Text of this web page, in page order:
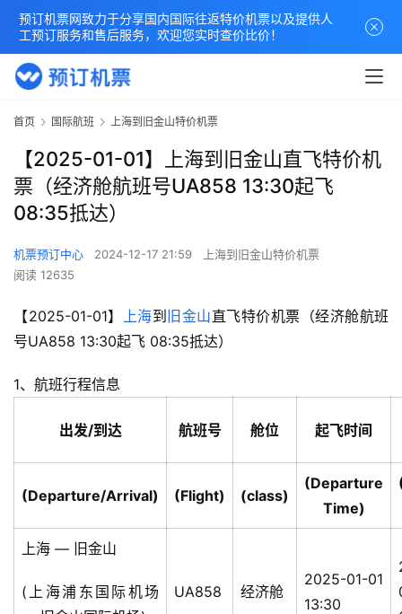
首页 国际航班 上海到旧金山特价机票
【2025-01-01】上海到旧金山直飞特价机
票（经济舱航班号UA858 13:30起飞
08:35抵达）
机票预订中心 2024-12-17 21:59
上海到旧金山特价机票
阅读 12635
【2025-01-01】 上海到 旧金山直飞特价机票（经济舱航班
号UA858 13:30起飞 08:35抵达）
1、航班行程信息
出发/到达 航班号 舱位 起飞时间
(Departure/Arrival) (Flight) (class)
(Departure
Time)
上海 — 旧金山
(上海浦东国际机场
UA858 经济舱
2025-01-01
13:30
预订机票网致力于分享国内国际往返特价机票以及提供人
工预订服务和售后服务，欢迎您实时查价比价！